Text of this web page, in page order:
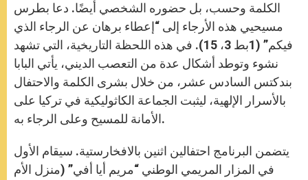
الكلمة وحسب، بل حضوره الشخصي أيضًا. دعا بطرس
مسيحيي هذه الأرجاء إلى “إعطاء برهان عن الرجاء الذي
فيكم” (1بط 3، 15). في هذه اللحظة التاريخية، التي تشهد
نشوء وتوطد أشكال عدة من التعصب الديني، يأتي البابا
بندكتس السادس عشر، من خلال بشرى الكلمة والاحتفال
بالأسرار الإلهية، ليثبت الجماعة الكاثوليكية في تركيا على
الأمانة للمسيح وعلى الرجاء به.
يتضمن البرنامج احتفالين اثنين بالافخارستية. سيقام الأول
في المزار المريمي الوطني “مريم أيا أفي” (منزل الأم